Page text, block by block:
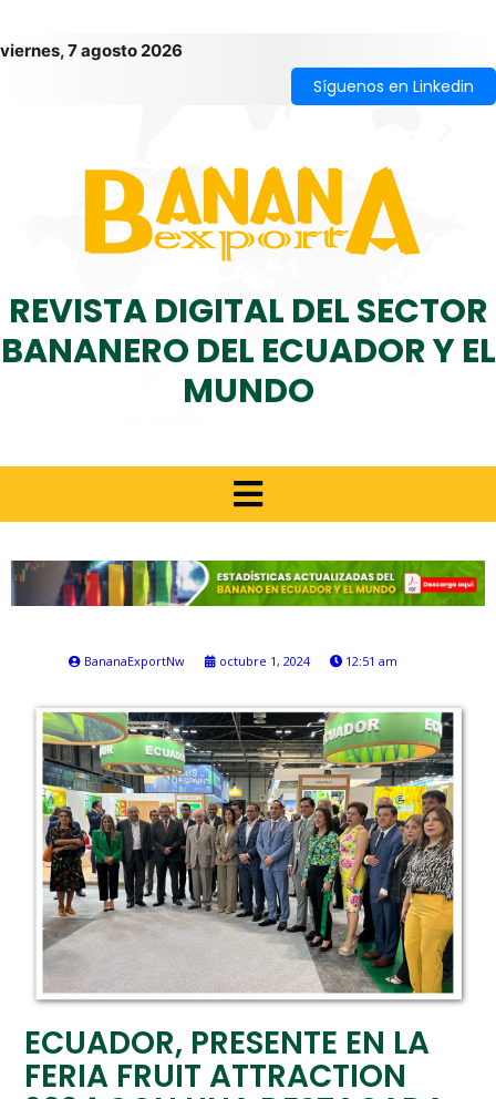
viernes, 7 agosto 2026
Síguenos en Linkedin
REVISTA DIGITAL DEL SECTOR
BANANERO DEL ECUADOR Y EL
MUNDO
BananaExportNw octubre 1, 2024 12:51 am
ECUADOR, PRESENTE EN LA
FERIA FRUIT ATTRACTION